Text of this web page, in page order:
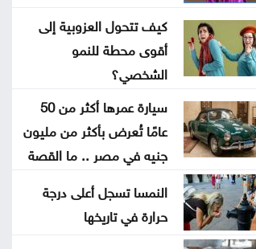
السردية الأردنية غداً
أولى رحلات طيران الجزيرة الكويتية
تصل إلى مطار دير الزور
الأمانة تبدأ الأحد أعمال تعبيد في
منطقة زهران
ضبط اعتداءات جديدة على المياه في
منطقة بيرين
كيف تتحول العزوبية إلى
أقوى محطة للنمو
الشخصي؟
سيارة عمرها أكثر من 50
عامًا تُعرض بأكثر من مليون
جنيه في مصر .. ما القصة
النمسا تسجل أعلى درجة
حرارة في تاريخها